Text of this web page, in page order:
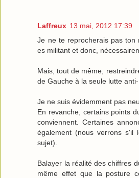
Laffreux 13 mai, 2012 17:39
Je ne te reprocherais pas ton
es militant et donc,
Mais, tout de même,
de Gauche à la seule lutte
Je ne suis évidemment pas
En revanche, certains points
conviennent. Certaines
également (nous verrons s'il
sujet).
Balayer la réalité des chiffres
même effet que la posture